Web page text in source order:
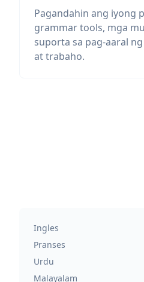
Pagandahin ang iyong
grammar tools, mga
suporta sa pag-aaral
at trabaho.
Ingles
Pranses
Urdu
Malayalam